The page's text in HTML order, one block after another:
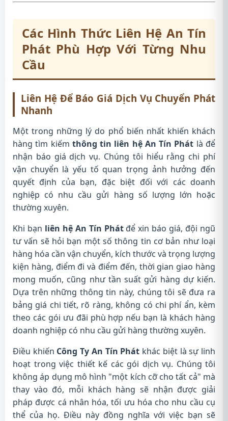
Các Hình Thức Liên Hệ An Tín
Phát Phù Hợp Với Từng Nhu
Cầu
Liên Hệ Để Báo Giá Dịch Vụ Chuyển Phát
Nhanh
Một trong những lý do phổ biến nhất khiến khách
hàng tìm kiếm thông tin liên hệ An Tín Phát là để
nhận báo giá dịch vụ. Chúng tôi hiểu rằng chi phí
vận chuyển là yếu tố quan trọng ảnh hưởng đến
quyết định của bạn, đặc biệt đối với các doanh
nghiệp có nhu cầu gửi hàng số lượng lớn hoặc
thường xuyên.
Khi bạn liên hệ An Tín Phátđể xin báo giá, đội ngũ
tư vấn sẽ hỏi bạn một số thông tin cơ bản như loại
hàng hóa cần vận chuyển, kích thước và trọng lượng
kiện hàng, điểm đi và điểm đến, thời gian giao hàng
mong muốn, cũng như tần suất gửi hàng dự kiến.
Dựa trên những thông tin này, chúng tôi sẽ đưa ra
bảng giá chi tiết, rõ ràng, không có chi phí ẩn, kèm
theo các gói ưu đãi phù hợp nếu bạn là khách hàng
doanh nghiệp có nhu cầu gửi hàng thường xuyên.
Điều khiến Công Ty An Tín Phát khác biệt là sự linh
hoạt trong việc thiết kế các gói dịch vụ. Chúng tôi
không áp dụng mô hình "một kích cỡ cho tất cả" mà
thay vào đó, mỗi khách hàng sẽ nhận được giải
pháp được cá nhân hóa, tối ưu hóa cho nhu cầu cụ
thể của họ. Điều này đồng nghĩa với việc bạn sẽ